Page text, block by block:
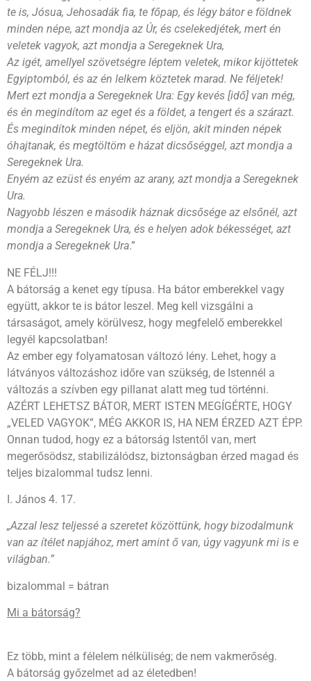
te is, Jósua, Jehosadák fia, te főpap, és légy bátor e földnek
minden népe, azt mondja az Úr, és cselekedjétek, mert én
veletek vagyok, azt mondja a Seregeknek Ura,
Az igét, amellyel szövetségre léptem veletek, mikor kijöttetek
Egyiptomból, és az én lelkem köztetek marad. Ne féljetek!
Mert ezt mondja a Seregeknek Ura: Egy kevés [idő] van még,
és én megindítom az eget és a földet, a tengert és a szárazt.
És megindítok minden népet, és eljön, akit minden népek
óhajtanak, és megtöltöm e házat dicsőséggel, azt mondja a
Seregeknek Ura.
Enyém az ezüst és enyém az arany, azt mondja a Seregeknek
Ura.
Nagyobb lészen e második háznak dicsősége az elsőnél, azt
mondja a Seregeknek Ura, és e helyen adok békességet, azt
mondja a Seregeknek Ura.”
NE FÉLJ!!!
A bátorság a kenet egy típusa. Ha bátor emberekkel vagy
együtt, akkor te is bátor leszel. Meg kell vizsgálni a
társaságot, amely körülvesz, hogy megfelelő emberekkel
legyél kapcsolatban!
Az ember egy folyamatosan változó lény. Lehet, hogy a
látványos változáshoz időre van szükség, de Istennél a
változás a szívben egy pillanat alatt meg tud történni.
AZÉRT LEHETSZ BÁTOR, MERT ISTEN MEGÍGÉRTE, HOGY
„VELED VAGYOK”, MÉG AKKOR IS, HA NEM ÉRZED AZT ÉPP.
Onnan tudod, hogy ez a bátorság Istentől van, mert
megerősödsz, stabilizálódsz, biztonságban érzed magad és
teljes bizalommal tudsz lenni.
I. János 4. 17.
„Azzal lesz teljessé a szeretet közöttünk, hogy bizodalmunk
van az ítélet napjához, mert amint ő van, úgy vagyunk mi is e
világban.”
bizalommal = bátran
Mi a bátorság?
Ez több, mint a félelem nélküliség; de nem vakmerőség.
A bátorság győzelmet ad az életedben!